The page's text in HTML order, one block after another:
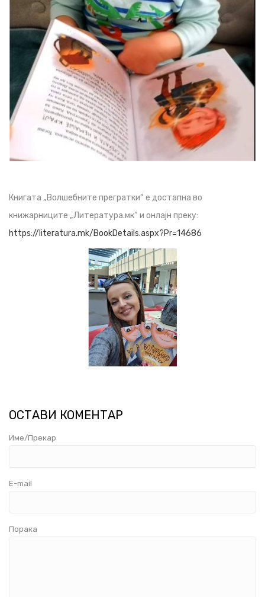
Книгата „Волшебните прегратки“ е достапна во
книжарниците „Литература.мк“ и онлајн преку:
https://literatura.mk/BookDetails.aspx?Pr=14686
ОСТАВИ КОМЕНТАР
Име/Прекар
E-mail
Порака